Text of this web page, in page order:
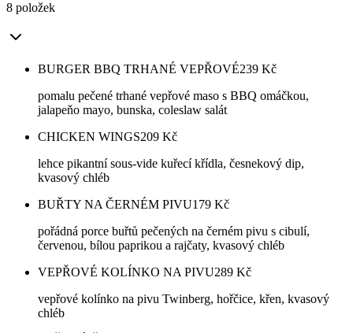
8 položek
BURGER BBQ TRHANÉ VEPŘOVÉ239 Kč
pomalu pečené trhané vepřové maso s BBQ omáčkou,
jalapeňo mayo, bunska, coleslaw salát
CHICKEN WINGS209 Kč
lehce pikantní sous-vide kuřecí křídla, česnekový dip,
kvasový chléb
BUŘTY NA ČERNÉM PIVU179 Kč
pořádná porce buřtů pečených na černém pivu s cibulí,
červenou, bílou paprikou a rajčaty, kvasový chléb
VEPŘOVÉ KOLÍNKO NA PIVU289 Kč
vepřové kolínko na pivu Twinberg, hořčice, křen, kvasový
chléb